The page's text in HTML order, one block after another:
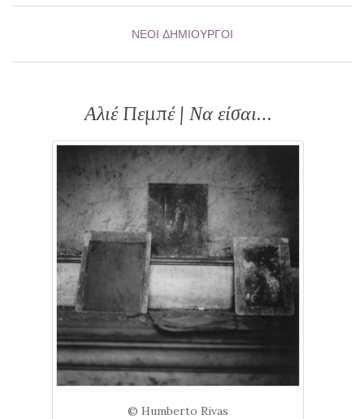
ΝΈΟΙ ΔΗΜΙΟΥΡΓΟΊ
Αλιέ Πεμπέ | Να είσαι…
© Humberto Rivas